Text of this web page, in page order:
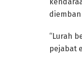
“Lurah
pejabat